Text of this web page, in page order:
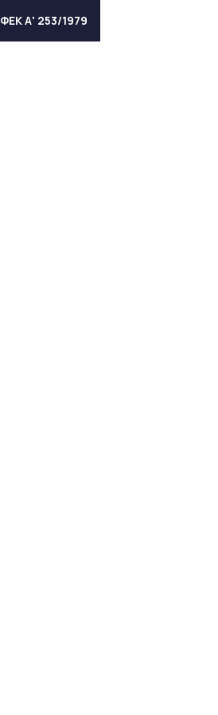
ΦΕΚ Α' 253/1979